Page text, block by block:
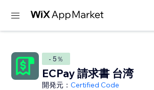
- 5％
ECPay 請求書 台湾
開発元：Certified Code